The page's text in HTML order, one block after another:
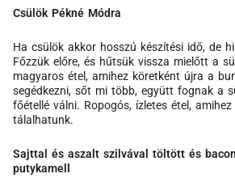
Csülök Pékné Módra
Ha csülök akkor hosszú készítési idő, de
Főzzük előre, és hűtsük vissza mielőtt a
magyaros étel, amihez köretként újra a
segédkezni, sőt mi több, együtt fognak a
főétellé válni. Ropogós, ízletes étel,
tálalhatunk.
Sajttal és aszalt szilvával töltött és
putykamell